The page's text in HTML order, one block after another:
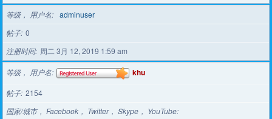
等级， 用户名
adminuser
帖子 0
注册时间 周二 3月 12, 2019 1:59 am
等级， 用户名 khu
帖子 2154
国家/城市， Facebook， Twitter， Skype， YouTube